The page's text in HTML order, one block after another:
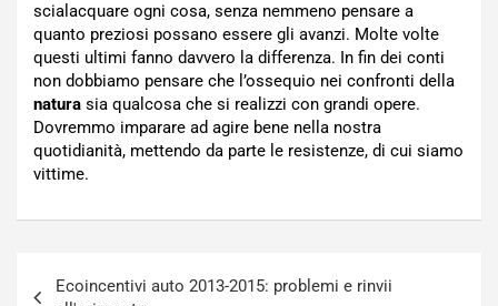
scialacquare ogni cosa, senza nemmeno pensare a
quanto preziosi possano essere gli avanzi. Molte volte
questi ultimi fanno davvero la differenza. In fin dei conti
non dobbiamo pensare che l’ossequio nei confronti della
natura sia qualcosa che si realizzi con grandi opere.
Dovremmo imparare ad agire bene nella nostra
quotidianità, mettendo da parte le resistenze, di cui siamo
vittime.
Ecoincentivi auto 2013-2015: problemi e rinvii